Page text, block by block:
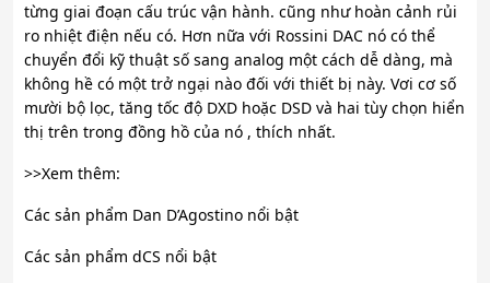
từng giai đoạn cấu trúc vận hành. cũng như hoàn cảnh rủi
ro nhiệt điện nếu có. Hơn nữa với Rossini DAC nó có thể
chuyển đổi kỹ thuật số sang analog một cách dễ dàng, mà
không hề có một trở ngại nào đối với thiết bị này. Vơi cơ số
mười bộ lọc, tăng tốc độ DXD hoặc DSD và hai tùy chọn hiển
thị trên trong đồng hồ của nó , thích nhất.
>>Xem thêm:
Các sản phẩm Dan D’Agostino nổi bật
Các sản phẩm dCS nổi bật